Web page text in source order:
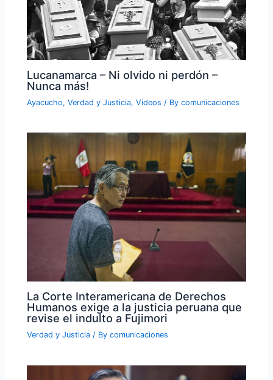
Lucanamarca – Ni olvido ni perdón –
Nunca más!
Ayacucho,Verdad y Justicia,Videos / Bycomunicaciones
La Corte Interamericana de Derechos
Humanos exige a la justicia peruana que
revise el indulto a Fujimori
Verdad y Justicia / Bycomunicaciones